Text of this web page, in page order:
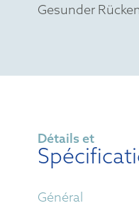
Gesunder
Détails et
Général